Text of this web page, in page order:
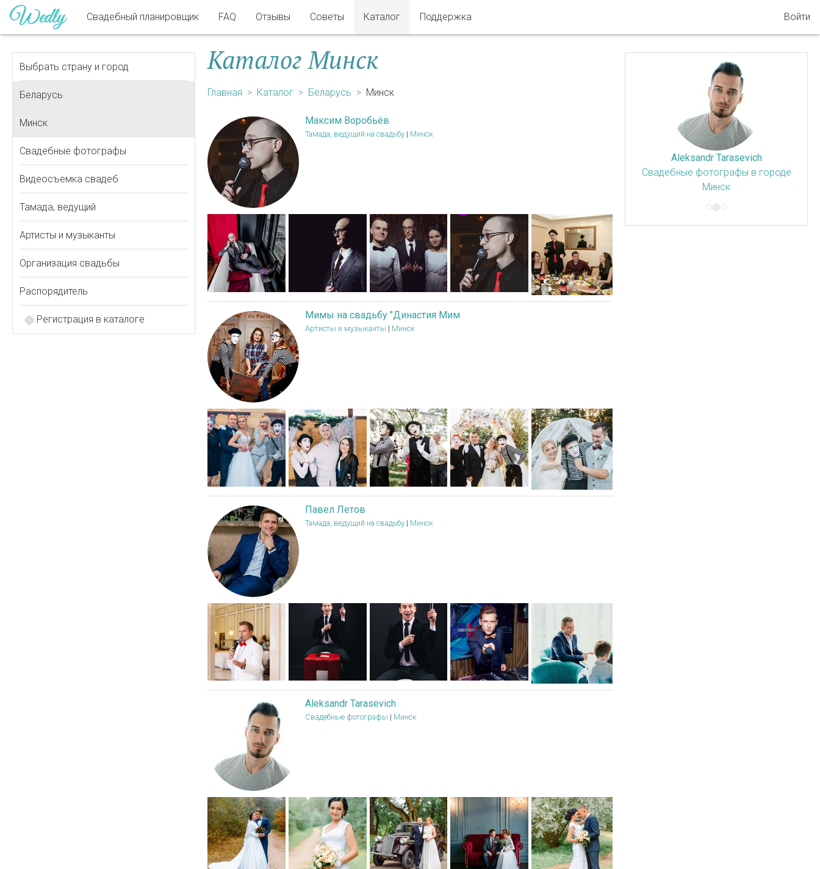
Свадебный планировщик FAQ Отзывы Советы Каталог Поддержка Войти
Каталог Минск
Главная Каталог Беларусь Минск
Максим Воробьёв
Тамада, ведущий на свадьбу | Минск
Мимы на свадьбу "Династия Мим
Артисты и музыканты | Минск
Павел Летов
Тамада, ведущий на свадьбу | Минск
Aleksandr Tarasevich
Свадебные фотографы | Минск
Выбрать страну и город
Беларусь
Минск
Свадебные фотографы
Видеосъемка свадеб
Тамада, ведущий
Артисты и музыканты
Организация свадьбы
Распорядитель
Регистрация в каталоге
Aleksandr Tarasevich
Свадебные фотографы в городе
Минск